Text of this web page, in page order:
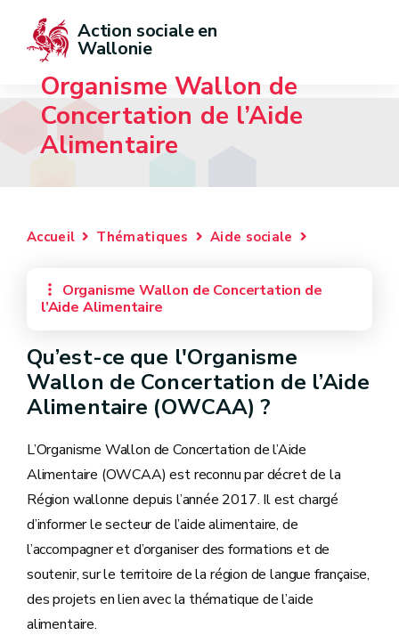
Action sociale en
Wallonie
Organisme Wallon de
Concertation de l’Aide
Alimentaire
Accueil Thématiques Aide sociale
Organisme Wallon de Concertation de
l’Aide Alimentaire
Qu’est-ce que l'Organisme
Wallon de Concertation de l’Aide
Alimentaire (OWCAA) ?
L’Organisme Wallon de Concertation de l’Aide
Alimentaire (OWCAA) est reconnu par décret de la
Région wallonne depuis l’année 2017. Il est chargé
d’informer le secteur de l’aide alimentaire, de
l’accompagner et d’organiser des formations et de
soutenir, sur le territoire de la région de langue française,
des projets en lien avec la thématique de l’aide
alimentaire.